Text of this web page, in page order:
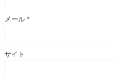
メール *
サイト